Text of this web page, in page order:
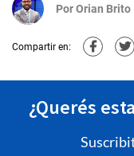
PorOrian Brito
Compartir en:
¿Querés